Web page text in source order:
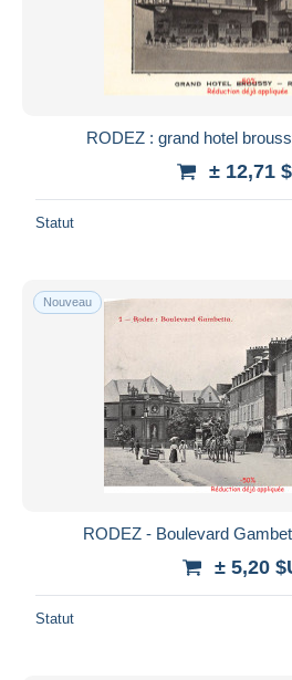
RODEZ : grand hotel
± 12,71
Statut
Nouveau
RODEZ - Boulevard
± 5,20
Statut